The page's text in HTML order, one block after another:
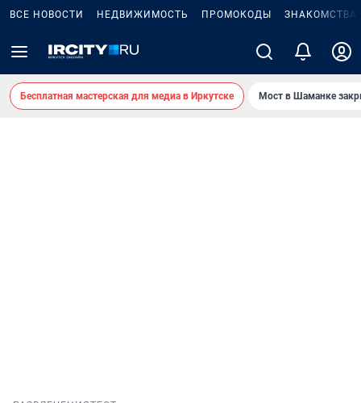
ВСЕ НОВОСТИ НЕДВИЖИМОСТЬ ПРОМОКОДЫ ЗНАКОМСТВА
Бесплатная мастерская для медиа в Иркутске Мост в Шаманке